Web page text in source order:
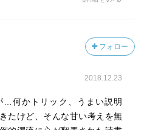
フォロー
2018.12.23
…何かトリック、うまい説明
たけど、そんな甘い考えを無